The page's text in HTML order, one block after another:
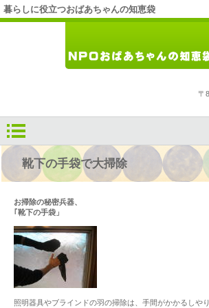
暮らしに役立つおばあちゃんの知恵袋
〒
靴下の手袋で大掃除
お掃除の秘密兵器、
｢靴下の手袋」
照明器具やブラインドの羽の掃除は、手間がかかるしや